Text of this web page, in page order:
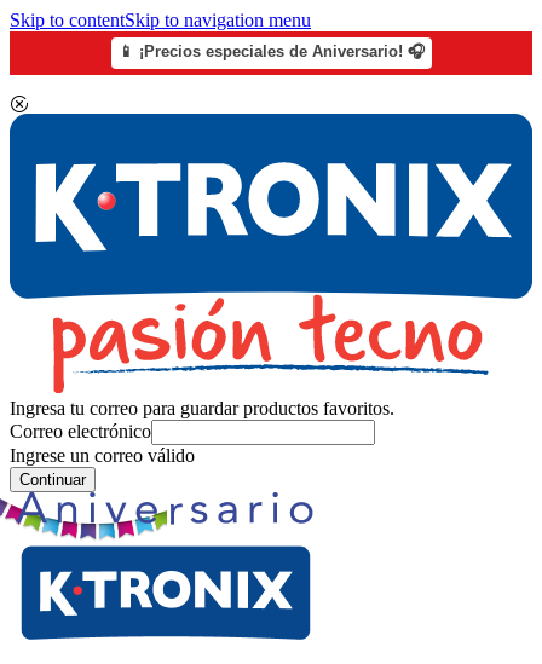
Skip to contentSkip to navigation menu
📱 ¡Precios especiales de Aniversario! 🎧
Ingresa tu correo para guardar productos favoritos.
Correo electrónico
Ingrese un correo válido
Continuar